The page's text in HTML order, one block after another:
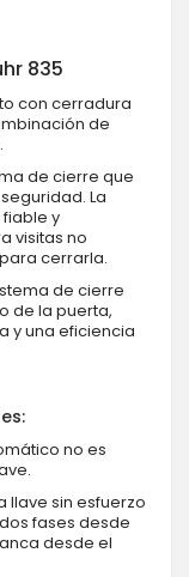
835
con cerradura
de
de cierre que
La
y
visitas no
cerrarla.
de cierre
de la puerta,
y una eficiencia
no es
llave sin esfuerzo
fases desde
desde el